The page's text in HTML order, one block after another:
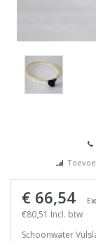
€ 66,54
€80,51 Incl. btw
Schoonwater